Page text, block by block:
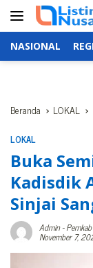
konten
NASIONAL
Beranda LOKAL
LOKAL
Buka
Kadisdik
Sinjai
Admin-
November 7,